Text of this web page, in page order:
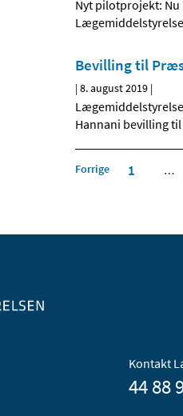
Nyt pilotprojekt: Nu
Bevilling til
|8. august 2019 |
Hannani bevilling
Forrige 1 …
Kontakt
44 88